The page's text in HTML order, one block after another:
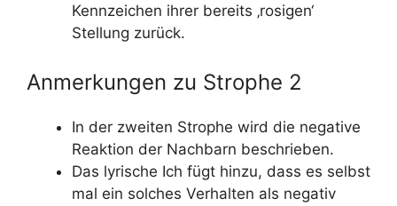
Kennzeichen ihrer bereits ‚rosigen‘
Stellung zurück.
Anmerkungen zu Strophe 2
In der zweiten Strophe wird die negative
Reaktion der Nachbarn beschrieben.
Das lyrische Ich fügt hinzu, dass es selbst
mal ein solches Verhalten als negativ